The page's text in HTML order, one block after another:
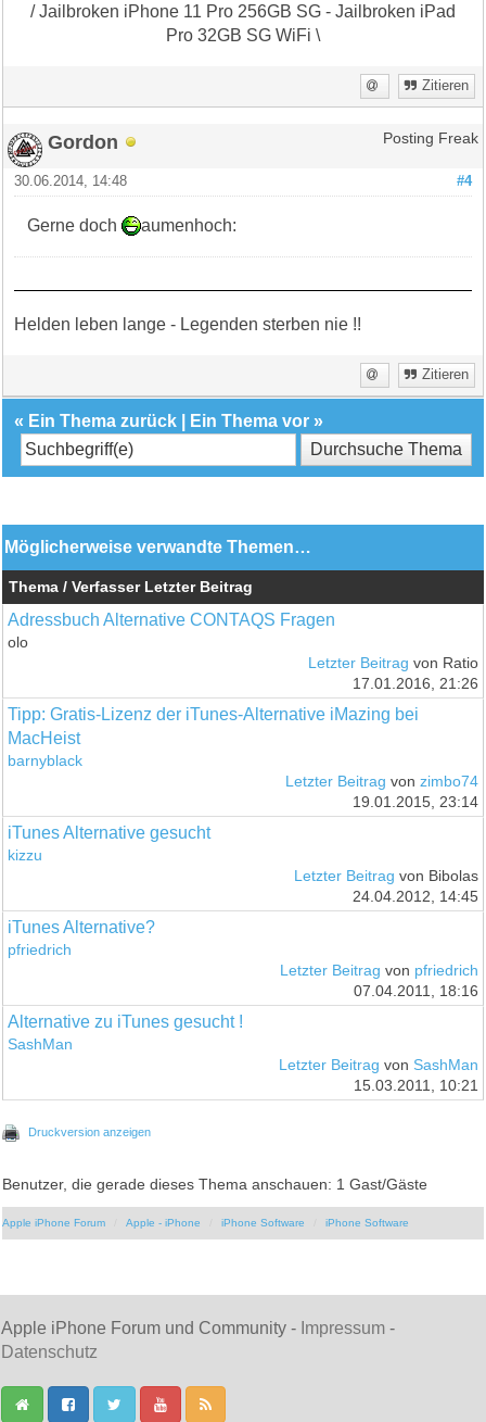
/ Jailbroken iPhone 11 Pro 256GB SG - Jailbroken iPad
Pro 32GB SG WiFi \
Zitieren
Gordon Posting Freak
#4
30.06.2014, 14:48
Gerne doch aumenhoch:
Helden leben lange - Legenden sterben nie !!
Zitieren
« Ein Thema zurück Ein Thema vor »
Möglicherweise verwandte Themen…
Thema / Verfasser Letzter Beitrag
Adressbuch Alternative CONTAQS Fragen
olo
Letzter Beitrag von Ratio
17.01.2016, 21:26
Tipp: Gratis-Lizenz der iTunes-Alternative iMazing bei
MacHeist
barnyblack
Letzter Beitrag von zimbo74
19.01.2015, 23:14
iTunes Alternative gesucht
kizzu
Letzter Beitrag von Bibolas
24.04.2012, 14:45
iTunes Alternative?
pfriedrich
Letzter Beitrag von pfriedrich
07.04.2011, 18:16
Alternative zu iTunes gesucht !
SashMan
Letzter Beitrag von SashMan
15.03.2011, 10:21
Druckversion anzeigen
Benutzer, die gerade dieses Thema anschauen: 1 Gast/Gäste
Apple iPhone Forum Apple - iPhone iPhone Software iPhone Software
Apple iPhone Forum und Community - Impressum -
Datenschutz